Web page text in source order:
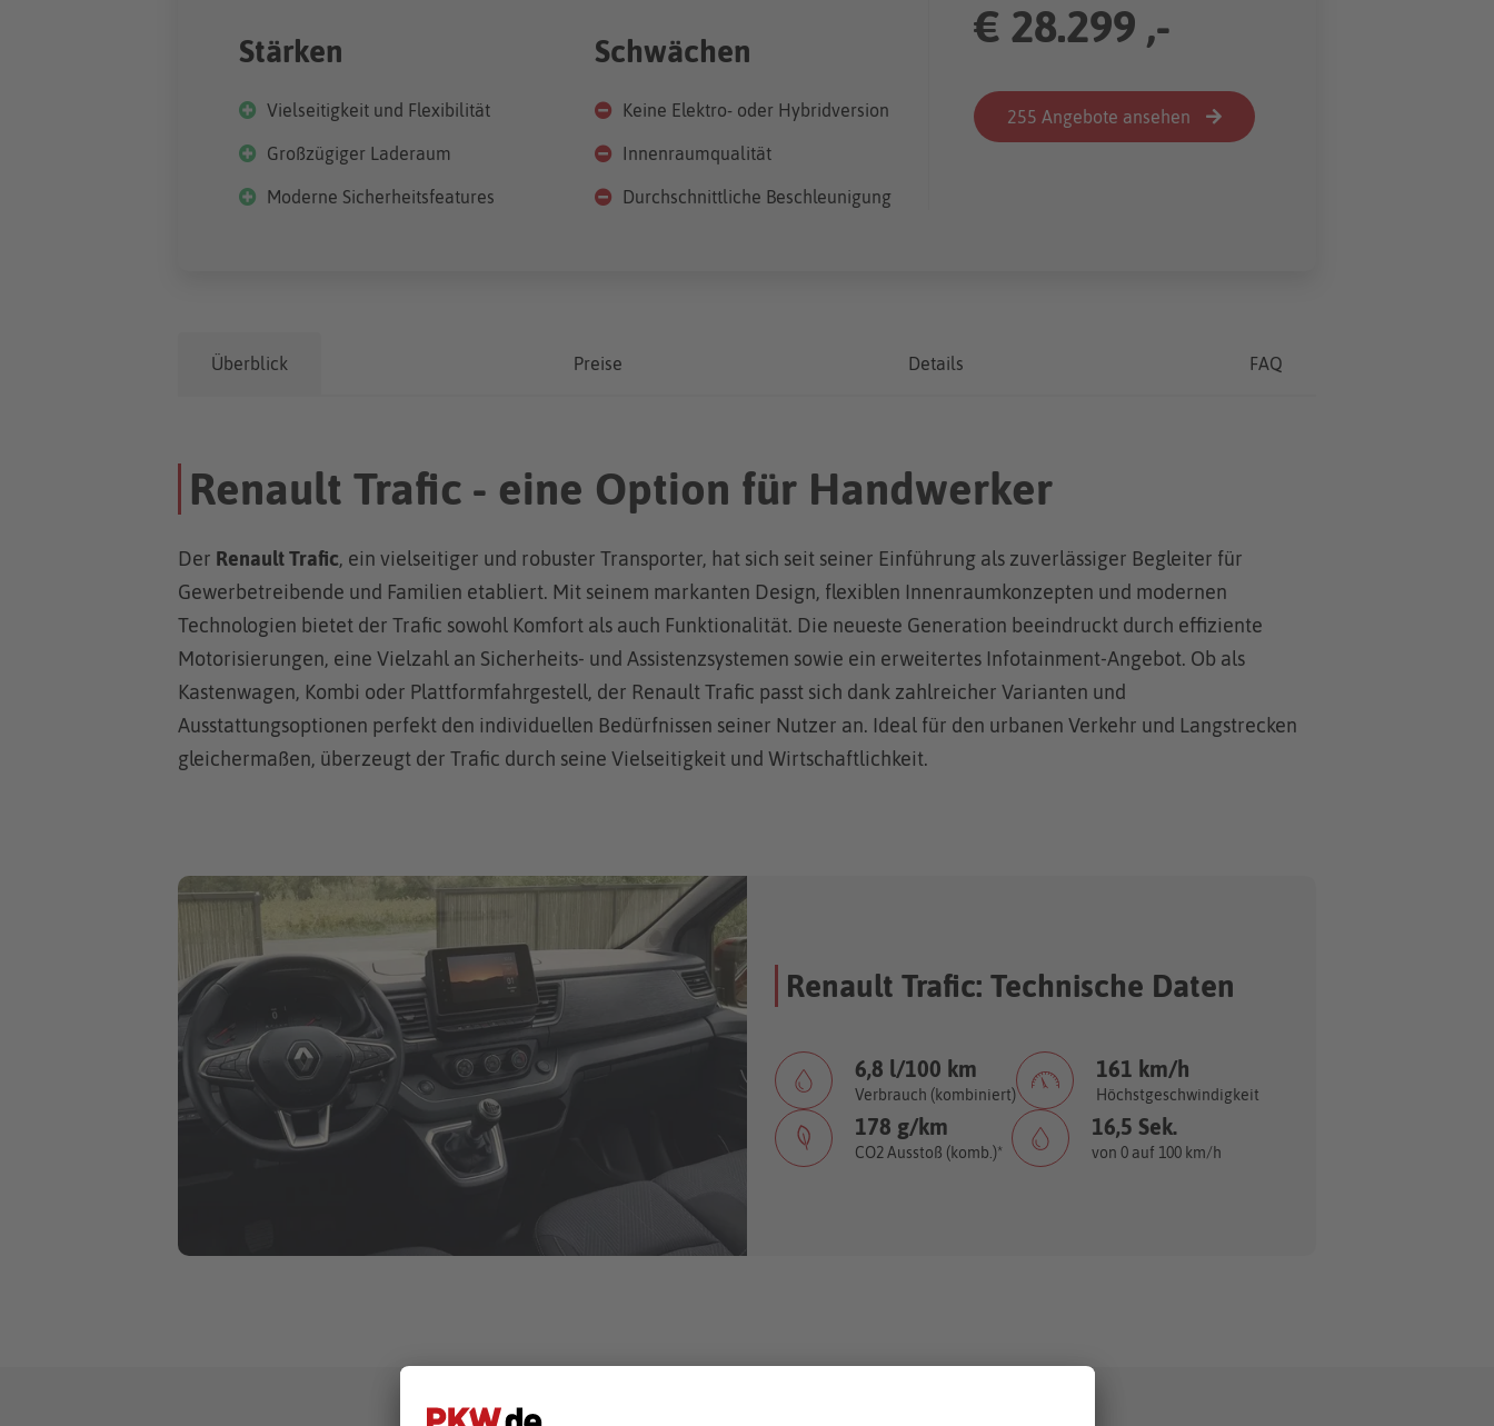
Stärken
Vielseitigkeit und Flexibilität
Großzügiger Laderaum
Moderne Sicherheitsfeatures
Schwächen
Keine Elektro- oder Hybridversion
Innenraumqualität
Durchschnittliche Beschleunigung
€ 28.299 ,-
255 Angebote ansehen
Überblick Preise Details FAQ
Renault Trafic - eine Option für Handwerker
Der Renault Trafic, ein vielseitiger und robuster Transporter, hat sich seit seiner Einführung als zuverlässiger Begleiter für
Gewerbetreibende und Familien etabliert. Mit seinem markanten Design, flexiblen Innenraumkonzepten und modernen
Technologien bietet der Trafic sowohl Komfort als auch Funktionalität. Die neueste Generation beeindruckt durch effiziente
Motorisierungen, eine Vielzahl an Sicherheits- und Assistenzsystemen sowie ein erweitertes Infotainment-Angebot. Ob als
Kastenwagen, Kombi oder Plattformfahrgestell, der Renault Trafic passt sich dank zahlreicher Varianten und
Ausstattungsoptionen perfekt den individuellen Bedürfnissen seiner Nutzer an. Ideal für den urbanen Verkehr und Langstrecken
gleichermaßen, überzeugt der Trafic durch seine Vielseitigkeit und Wirtschaftlichkeit.
Renault Trafic: Technische Daten
6,8 l/100 km
Verbrauch (kombiniert)
161 km/h
Höchstgeschwindigkeit
178 g/km
CO2 Ausstoß (komb.)*
16,5 Sek.
von 0 auf 100 km/h